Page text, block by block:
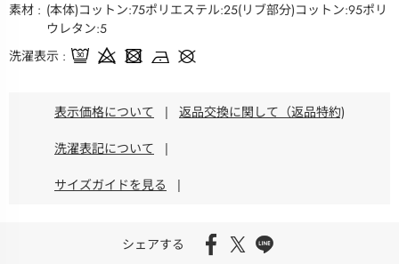
素材
(本体)コットン:75ポリエステル:25(リブ部分)コットン:95ポリ
ウレタン:5
洗濯表示
表示価格について | 返品交換に関して（返品特約)
洗濯表記について |
サイズガイドを見る |
シェアする